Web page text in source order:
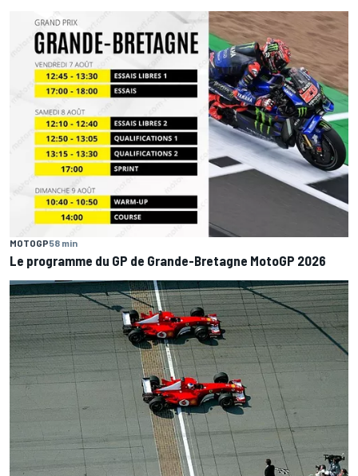
MOTOGP58 min
Le programme du GP de Grande-Bretagne MotoGP 2026